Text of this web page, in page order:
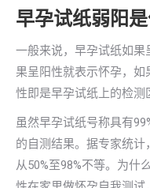
早孕试纸弱阳
一般来说，早孕试纸如
果呈阳性就表示怀孕，
性即是早孕试纸上的检测
虽然早孕试纸号称具有
的自测结果。据专家统计
从50%至98%不等。为什